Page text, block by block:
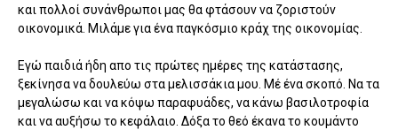
και πολλοί συνάνθρωποι μας θα φτάσουν να ζοριστούν
οικονομικά. Μιλάμε για ένα παγκόσμιο κράχ της οικονομίας.
Εγώ παιδιά ήδη απο τις πρώτες ημέρες της κατάστασης,
ξεκίνησα να δουλεύω στα μελισσάκια μου. Μέ ένα σκοπό. Να τα
μεγαλώσω και να κόψω παραφυάδες, να κάνω βασιλοτροφία
και να αυξήσω το κεφάλαιο. Δόξα το θεό έκανα το κουμάντο